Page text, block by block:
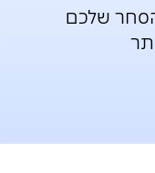
שלכם